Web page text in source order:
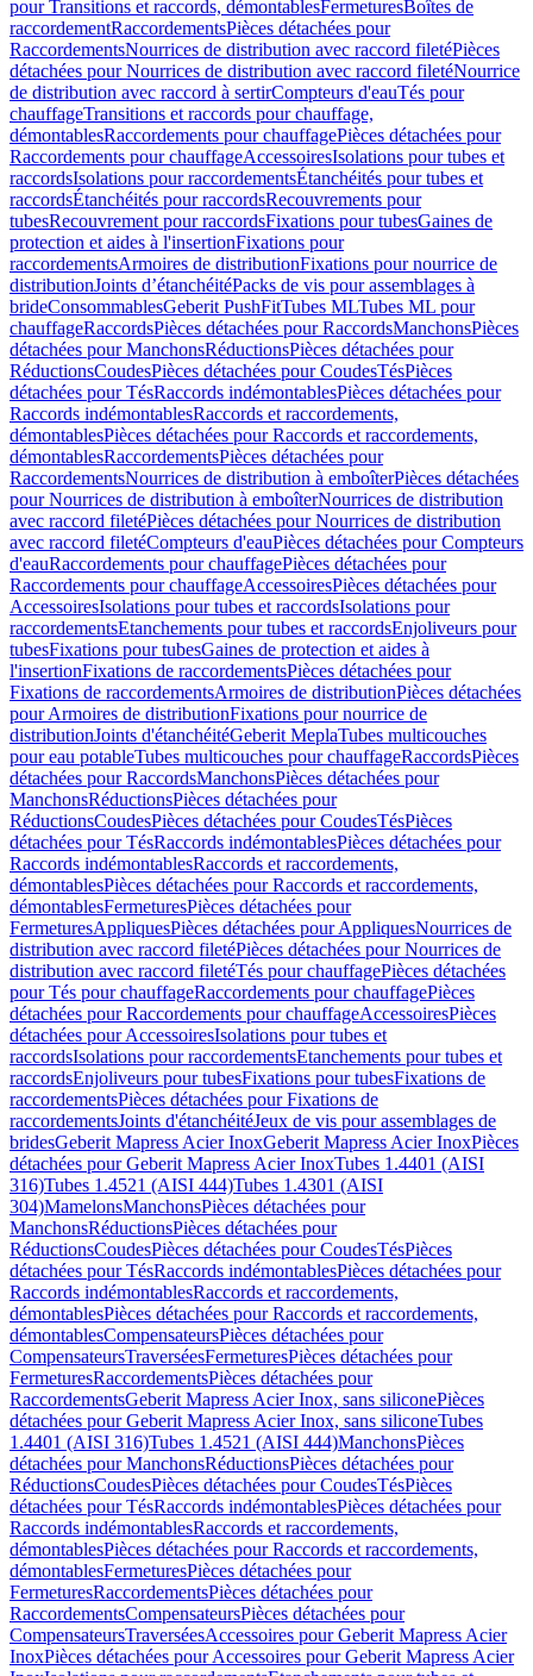
pour Transitions et raccords, démontablesFermeturesBoîtes de
raccordementRaccordementsPièces détachées pour
RaccordementsNourrices de distribution avec raccord filetéPièces
détachées pour Nourrices de distribution avec raccord filetéNourrice
de distribution avec raccord à sertirCompteurs d'eauTés pour
chauffageTransitions et raccords pour chauffage,
démontablesRaccordements pour chauffagePièces détachées pour
Raccordements pour chauffageAccessoiresIsolations pour tubes et
raccordsIsolations pour raccordementsÉtanchéités pour tubes et
raccordsÉtanchéités pour raccordsRecouvrements pour
tubesRecouvrement pour raccordsFixations pour tubesGaines de
protection et aides à l'insertionFixations pour
raccordementsArmoires de distributionFixations pour nourrice de
distributionJoints d’étanchéitéPacks de vis pour assemblages à
brideConsommablesGeberit PushFitTubes MLTubes ML pour
chauffageRaccordsPièces détachées pour RaccordsManchonsPièces
détachées pour ManchonsRéductionsPièces détachées pour
RéductionsCoudesPièces détachées pour CoudesTésPièces
détachées pour TésRaccords indémontablesPièces détachées pour
Raccords indémontablesRaccords et raccordements,
démontablesPièces détachées pour Raccords et raccordements,
démontablesRaccordementsPièces détachées pour
RaccordementsNourrices de distribution à emboîterPièces détachées
pour Nourrices de distribution à emboîterNourrices de distribution
avec raccord filetéPièces détachées pour Nourrices de distribution
avec raccord filetéCompteurs d'eauPièces détachées pour Compteurs
d'eauRaccordements pour chauffagePièces détachées pour
Raccordements pour chauffageAccessoiresPièces détachées pour
AccessoiresIsolations pour tubes et raccordsIsolations pour
raccordementsEtanchements pour tubes et raccordsEnjoliveurs pour
tubesFixations pour tubesGaines de protection et aides à
l'insertionFixations de raccordementsPièces détachées pour
Fixations de raccordementsArmoires de distributionPièces détachées
pour Armoires de distributionFixations pour nourrice de
distributionJoints d'étanchéitéGeberit MeplaTubes multicouches
pour eau potableTubes multicouches pour chauffageRaccordsPièces
détachées pour RaccordsManchonsPièces détachées pour
ManchonsRéductionsPièces détachées pour
RéductionsCoudesPièces détachées pour CoudesTésPièces
détachées pour TésRaccords indémontablesPièces détachées pour
Raccords indémontablesRaccords et raccordements,
démontablesPièces détachées pour Raccords et raccordements,
démontablesFermeturesPièces détachées pour
FermeturesAppliquesPièces détachées pour AppliquesNourrices de
distribution avec raccord filetéPièces détachées pour Nourrices de
distribution avec raccord filetéTés pour chauffagePièces détachées
pour Tés pour chauffageRaccordements pour chauffagePièces
détachées pour Raccordements pour chauffageAccessoiresPièces
détachées pour AccessoiresIsolations pour tubes et
raccordsIsolations pour raccordementsEtanchements pour tubes et
raccordsEnjoliveurs pour tubesFixations pour tubesFixations de
raccordementsPièces détachées pour Fixations de
raccordementsJoints d'étanchéitéJeux de vis pour assemblages de
bridesGeberit Mapress Acier InoxGeberit Mapress Acier InoxPièces
détachées pour Geberit Mapress Acier InoxTubes 1.4401 (AISI
316)Tubes 1.4521 (AISI 444)Tubes 1.4301 (AISI
304)MamelonsManchonsPièces détachées pour
ManchonsRéductionsPièces détachées pour
RéductionsCoudesPièces détachées pour CoudesTésPièces
détachées pour TésRaccords indémontablesPièces détachées pour
Raccords indémontablesRaccords et raccordements,
démontablesPièces détachées pour Raccords et raccordements,
démontablesCompensateursPièces détachées pour
CompensateursTraverséesFermeturesPièces détachées pour
FermeturesRaccordementsPièces détachées pour
RaccordementsGeberit Mapress Acier Inox, sans siliconePièces
détachées pour Geberit Mapress Acier Inox, sans siliconeTubes
1.4401 (AISI 316)Tubes 1.4521 (AISI 444)ManchonsPièces
détachées pour ManchonsRéductionsPièces détachées pour
RéductionsCoudesPièces détachées pour CoudesTésPièces
détachées pour TésRaccords indémontablesPièces détachées pour
Raccords indémontablesRaccords et raccordements,
démontablesPièces détachées pour Raccords et raccordements,
démontablesFermeturesPièces détachées pour
FermeturesRaccordementsPièces détachées pour
RaccordementsCompensateursPièces détachées pour
CompensateursTraverséesAccessoires pour Geberit Mapress Acier
InoxPièces détachées pour Accessoires pour Geberit Mapress Acier